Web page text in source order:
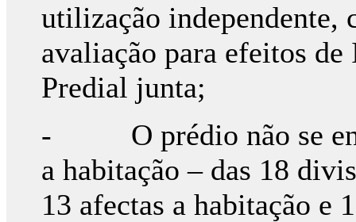
utilização independente,
avaliação para efeitos
Predial junta;
- O prédio não se
a habitação – das 18
13 afectas a habitação e